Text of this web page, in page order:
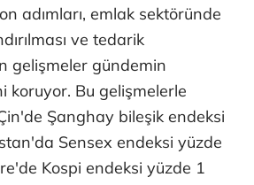
adımları, emlak sektöründe
ve tedarik
gelişmeler gündemin
koruyor. Bu gelişmelerle
Şanghay bileşik endeksi
Sensex endeksi yüzde
Kospi endeksi yüzde 1